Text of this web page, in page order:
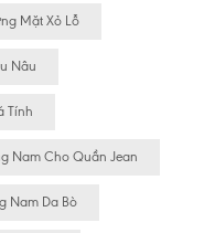
Mặt Xỏ Lỗ
Nâu
Tính
Nam Cho Quần Jean
Nam Da Bò